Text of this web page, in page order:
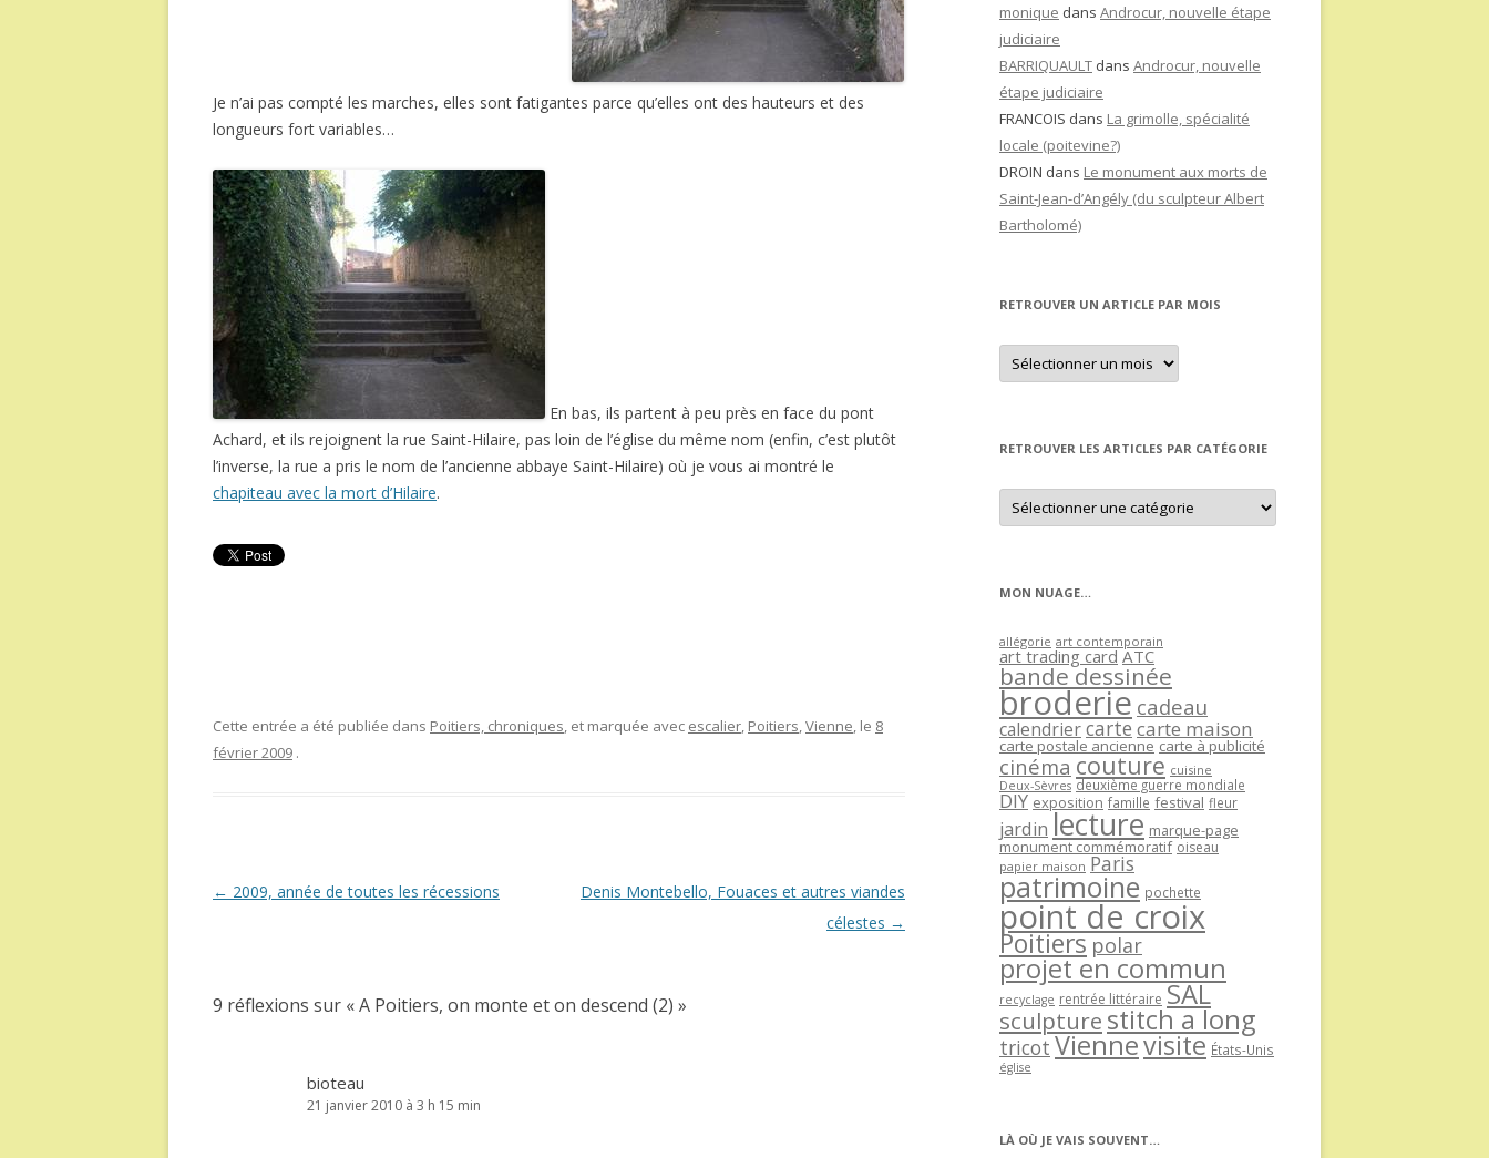
Je n’ai pas compté les marches, elles sont fatigantes parce qu’elles ont des hauteurs et des
longueurs fort variables…
En bas, ils partent à peu près en face du pont
Achard, et ils rejoignent la rue Saint-Hilaire, pas loin de l’église du même nom (enfin, c’est plutôt
l’inverse, la rue a pris le nom de l’ancienne abbaye Saint-Hilaire) où je vous ai montré le
chapiteau avec la mort d’Hilaire.
Cette entrée a été publiée dans Poitiers, chroniques, et marquée avec escalier, Poitiers,Vienne, le 8
février 2009 .
Navigation
← 2009, année de toutes les récessions
Denis Montebello, Fouaces et autres viandes
célestes →
9 réflexions sur «A Poitiers, on monte et on descend (2) »
bioteau
21 janvier 2010 à 3 h 15 min
monique dans Androcur, nouvelle étape
judiciaire
BARRIQUAULT dans Androcur, nouvelle
étape judiciaire
FRANCOIS dans La grimolle, spécialité
locale (poitevine?)
DROIN dans Le monument aux morts de
Saint-Jean-d’Angély (du sculpteur Albert
Bartholomé)
RETROUVER UN ARTICLE PAR MOIS
Retrouver
un
article
RETROUVER LES ARTICLES PAR CATÉGORIE
Retrouver
les
articles
MON NUAGE…
allégorie art contemporain
art trading card ATC
bande dessinée
broderie cadeau
calendriercartecarte maison
carte postale ancienne carte à publicité
cinéma couture cuisine
Deux-Sèvres deuxième guerre mondiale
DIY exposition famille festival fleur
jardin lecture marque-page
monument commémoratif oiseau
papier maison Paris
patrimoine pochette
point de croix
Poitiers polar
projet en commun
recyclage rentrée littéraire SAL
sculpture stitch a long
tricot Viennevisite États-Unis
église
LÀ OÙ JE VAIS SOUVENT…